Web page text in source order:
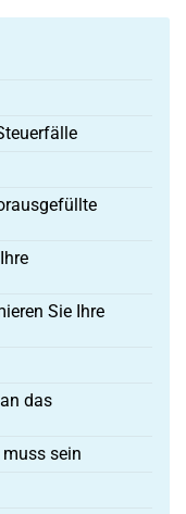
Sie Ihre
das
sein